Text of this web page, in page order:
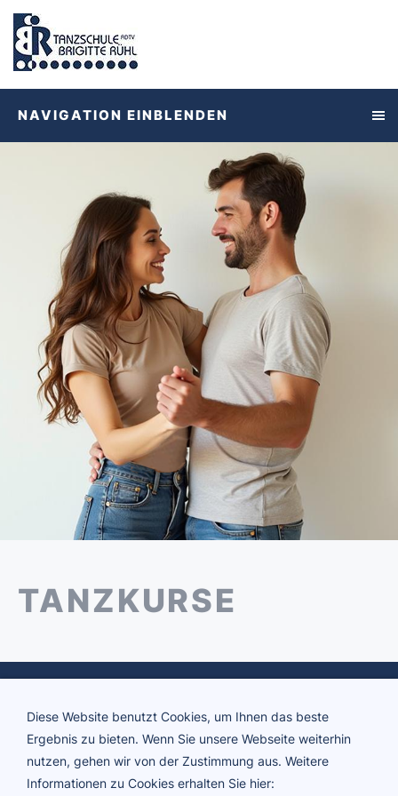
NAVIGATION EINBLENDEN
TANZKURSE
Diese Website benutzt Cookies, um Ihnen das beste
Ergebnis zu bieten. Wenn Sie unsere Webseite weiterhin
nutzen, gehen wir von der Zustimmung aus. Weitere
Informationen zu Cookies erhalten Sie hier: